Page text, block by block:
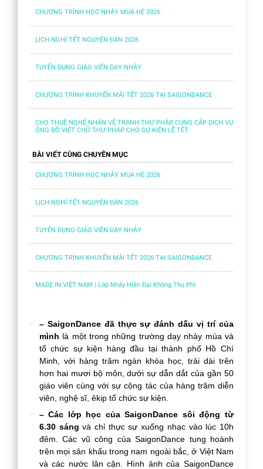
CHƯƠNG TRÌNH HỌC NHẢY MÙA HÈ 2026
LỊCH NGHỈ TẾT NGUYÊN ĐÁN 2026
TUYỂN DỤNG GIÁO VIÊN DẠY NHẢY
CHƯƠNG TRÌNH KHUYẾN MÃI TẾT 2026 TẠI SAIGONDANCE
CHO THUÊ NGHỆ NHÂN VẼ TRANH THƯ PHÁP, CUNG CẤP DỊCH VỤ
ÔNG ĐỒ VIẾT CHỮ THƯ PHÁP CHO SỰ KIỆN LỄ TẾT
BÀI VIẾT CÙNG CHUYÊN MỤC
CHƯƠNG TRÌNH HỌC NHẢY MÙA HÈ 2026
LỊCH NGHỈ TẾT NGUYÊN ĐÁN 2026
TUYỂN DỤNG GIÁO VIÊN DẠY NHẢY
CHƯƠNG TRÌNH KHUYẾN MÃI TẾT 2026 TẠI SAIGONDANCE
MADE IN VIỆT NAM | Lớp Nhảy Hiện Đại Không Thu Phí
– SaigonDance đã thực sự đánh dấu vị trí của
mình là một trong những trường dạy nhảy múa và
tổ chức sự kiện hàng đầu tại thành phố Hồ Chí
Minh, với hàng trăm ngàn khóa học, trải dài trên
hơn hai mươi bộ môn, dưới sự dẫn dắt của gần 50
giáo viên cùng với sự cộng tác của hàng trăm diễn
viên, nghệ sĩ, êkip tổ chức sự kiện.
– Các lớp học của SaigonDance sôi động từ
6.30 sáng và chỉ thực sự xuống nhạc vào lúc 10h
đêm. Các vũ công của SaigonDance tung hoành
trên mọi sân khấu trong nam ngoài bắc, ở Việt Nam
và các nước lân cận. Hình ảnh của SaigonDance